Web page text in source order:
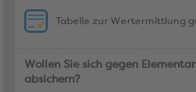
Tabelle zur Wertermittlung
Wollen Sie sich gegen
absichern?